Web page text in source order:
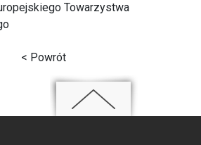
Towarzystwa
< Powrót